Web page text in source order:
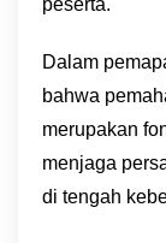
peserta.
Dalam
bahwa
merupakan
menjaga
di tengah